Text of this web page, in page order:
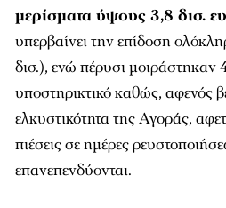
μερίσματα ύψους 3,8 δισ.
υπερβαίνει την επίδοση
δισ.), ενώ πέρυσι μοιράστηκαν
υποστηρικτικό καθώς, αφενός
ελκυστικότητα της Αγοράς,
πιέσεις σε ημέρες
επανεπενδύονται.